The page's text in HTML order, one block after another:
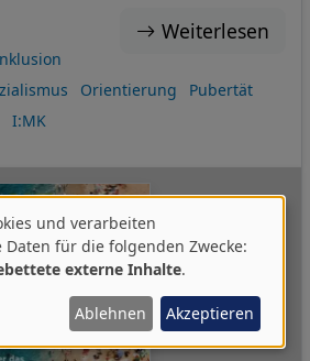
Weiterlesen
Orientierung
Pubertät
I:MK
und verarbeiten
Daten für die folgenden Zwecke:
externe Inhalte.
Ablehnen Akzeptieren